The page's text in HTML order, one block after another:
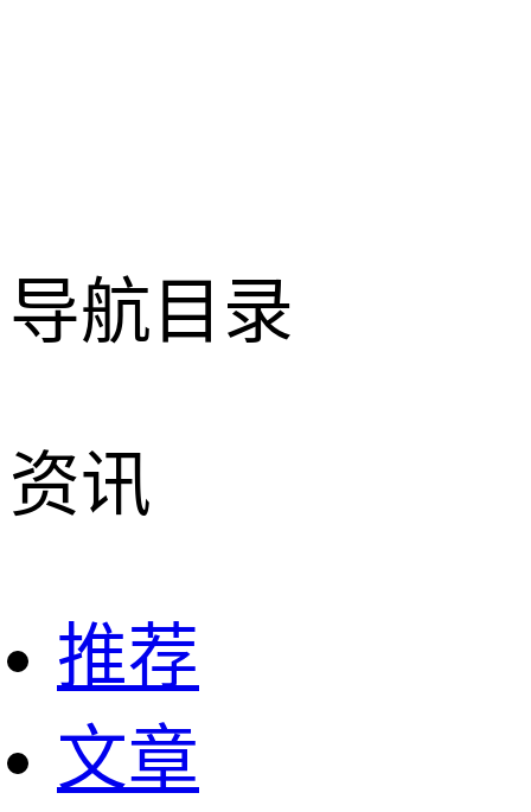
导航目录
资讯
推荐
文章